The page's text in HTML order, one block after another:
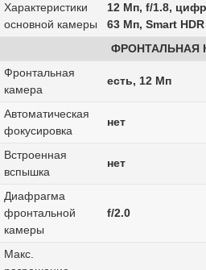
Характеристики
основной камеры
12 Мп, f/1.8,
63 Мп, Smart
ФРОНТАЛЬНАЯ
Фронтальная
камера
есть, 12 Мп
Автоматическая
фокусировка
нет
Встроенная
вспышка
нет
Диафрагма
фронтальной
камеры
f/2.0
Макс.